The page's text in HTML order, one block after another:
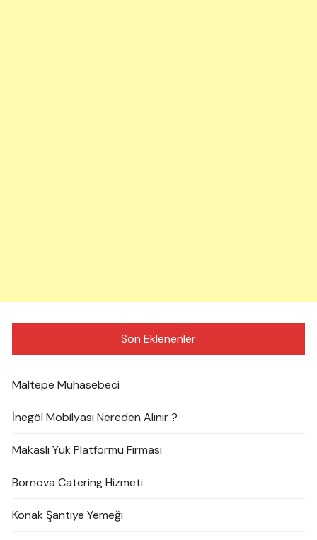
Son Eklenenler
Maltepe Muhasebeci
İnegöl Mobilyası Nereden Alınır ?
Makaslı Yük Platformu Firması
Bornova Catering Hizmeti
Konak Şantiye Yemeği